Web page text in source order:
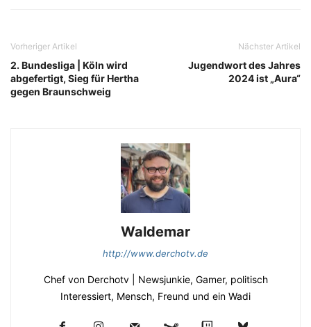
Vorheriger Artikel
2. Bundesliga | Köln wird
abgefertigt, Sieg für Hertha
gegen Braunschweig
Nächster Artikel
Jugendwort des Jahres
2024 ist „Aura“
Waldemar
http://www.derchotv.de
Chef von Derchotv | Newsjunkie, Gamer, politisch
Interessiert, Mensch, Freund und ein Wadi